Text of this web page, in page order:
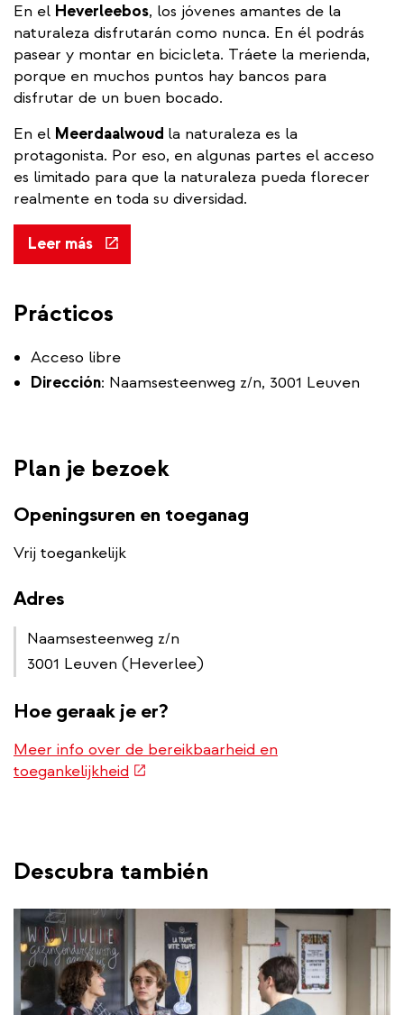
En el Heverleebos, los jóvenes amantes de la
naturaleza disfrutarán como nunca. En él podrás
pasear y montar en bicicleta. Tráete la merienda,
porque en muchos puntos hay bancos para
disfrutar de un buen bocado.
En el Meerdaalwoud la naturaleza es la
protagonista. Por eso, en algunas partes el acceso
es limitado para que la naturaleza pueda florecer
realmente en toda su diversidad.
Leer más(link
is
Prácticos
Acceso libre
Dirección: Naamsesteenweg z/n, 3001 Leuven
Plan je bezoek
Openingsuren en toeganag
Vrij toegankelijk
Adres
Naamsesteenweg z/n
3001 Leuven (Heverlee)
Hoe geraak je er?
Meer info over de bereikbaarheid en
toegankelijkheid (link
Descubra también